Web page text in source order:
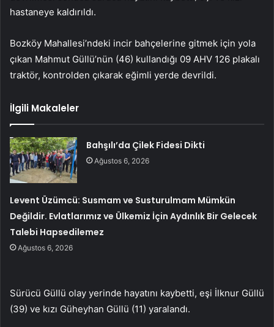
hastaneye kaldırıldı.
Bozköy Mahallesi’ndeki incir bahçelerine gitmek için yola
çıkan Mahmut Güllü’nün (46) kullandığı 09 AHV 126 plakalı
traktör, kontrolden çıkarak eğimli yerde devrildi.
İlgili Makaleler
Bahşılı’da Çilek Fidesi Dikti
Ağustos 6, 2026
Levent Üzümcü: Susmam ve Susturulmam Mümkün
Değildir. Evlatlarımız ve Ülkemiz İçin Aydınlık Bir Gelecek
Talebi Hapsedilemez
Ağustos 6, 2026
Sürücü Güllü olay yerinde hayatını kaybetti, eşi İlknur Güllü
(39) ve kızı Güheyhan Güllü (11) yaralandı.